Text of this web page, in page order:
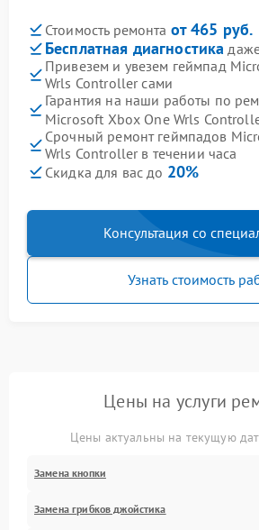
Стоимость ремонта от 465 руб.
Бесплатная диагностика
Привезем и увезем геймпад
Wrls Controller сами
Гарантия на наши работы по
Microsoft Xbox One Wrls
Срочный ремонт геймпадов
Wrls Controller в течении часа
Скидка для вас до 20%
Консультация со
Узнать стоимость
Цены на услуги
Цены актуальны на текущую
Замена кнопки
Замена грибков джойстика